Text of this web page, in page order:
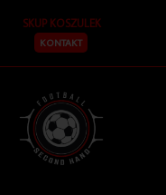
treści
SKUP KOSZULEK
KONTAKT